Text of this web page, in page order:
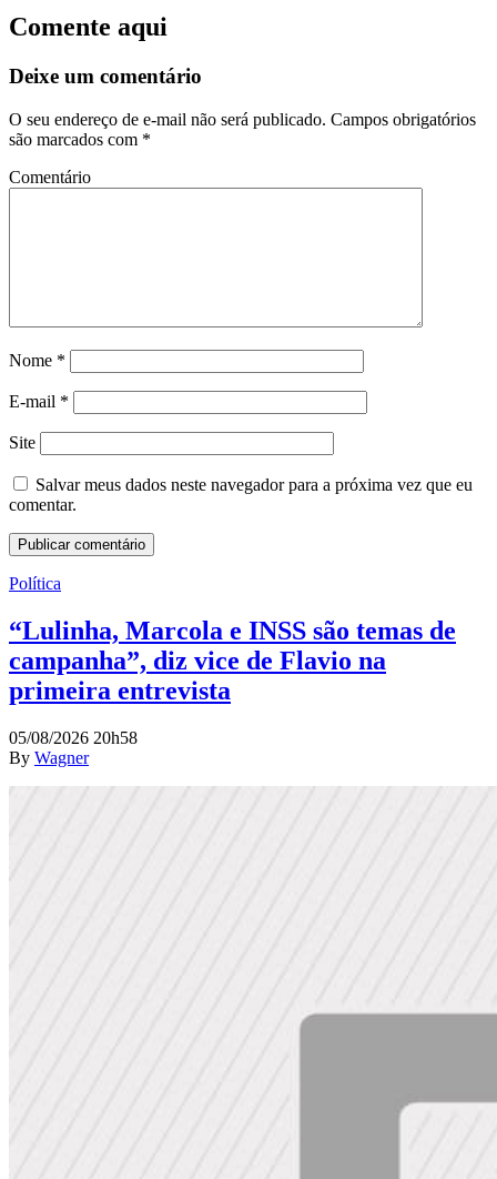
Comente aqui
Deixe um comentário
O seu endereço de e-mail não será publicado. Campos obrigatórios
são marcados com *
Comentário
Nome *
E-mail *
Site
Salvar meus dados neste navegador para a próxima vez que eu
comentar.
Política
“Lulinha, Marcola e INSS são temas de
campanha”, diz vice de Flavio na
primeira entrevista
05/08/2026 20h58
By Wagner